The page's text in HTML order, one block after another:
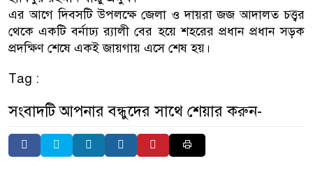
এর আগে দিবসটি উপলক্ষে জেলা ও দায়রা জজ আদালত চত্ত্বর
থেকে একটি বর্নাঢ্য র‌্যালী বের হয়ে শহরের প্রধান প্রধান সড়ক
প্রদক্ষিণ শেষে একই জায়গায় এসে শেষ হয়।
Tag :
সংবাদটি আপনার বন্ধুদের সাথে শেয়ার করুন-